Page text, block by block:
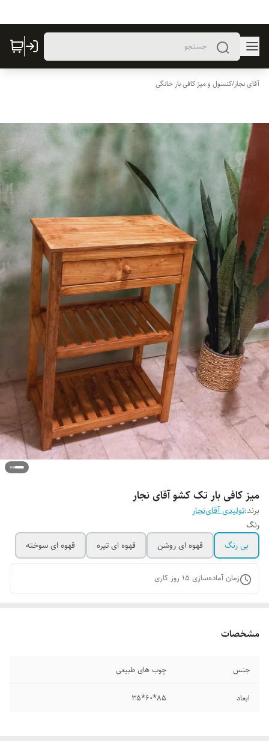
آقای نجار/کنسول و میز کافی بار خانگی
میز کافی بار تک کشو آقای نجار
برند:تولیدی آقای‌نجار
رنگ
بی رنگ
قهوه ای روشن قهوه ای تیره قهوه ای سوخته
زمان آماده‌سازی 15 روز کاری
مشخصات
جنس چوب های طبیعی
ابعاد 85*60*35